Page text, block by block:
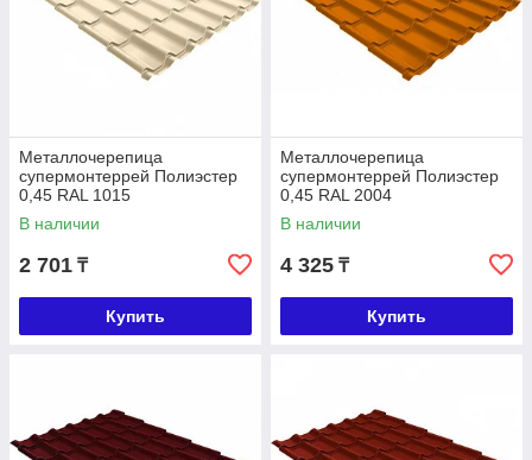
Металлочерепица
супермонтеррей Полиэстер
0,45 RAL 1015
В наличии
2 701 ₸
Купить
Металлочерепица
супермонтеррей Полиэстер
0,45 RAL 2004
В наличии
4 325 ₸
Купить